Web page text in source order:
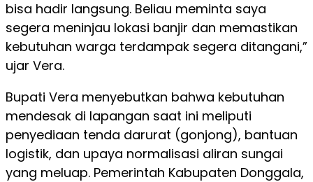
bisa hadir langsung. Beliau meminta saya
segera meninjau lokasi banjir dan memastikan
kebutuhan warga terdampak segera ditangani,”
ujar Vera.
Bupati Vera menyebutkan bahwa kebutuhan
mendesak di lapangan saat ini meliputi
penyediaan tenda darurat (gonjong), bantuan
logistik, dan upaya normalisasi aliran sungai
yang meluap. Pemerintah Kabupaten Donggala,